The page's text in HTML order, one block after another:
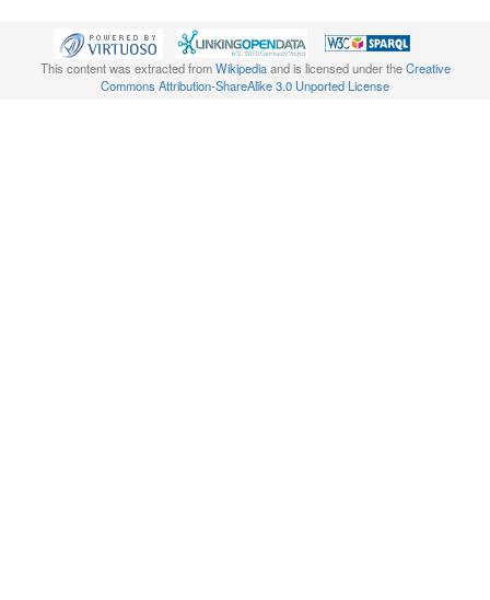
This content was extracted fromWikipediaand is licensed under theCreative
Commons Attribution-ShareAlike 3.0 Unported License